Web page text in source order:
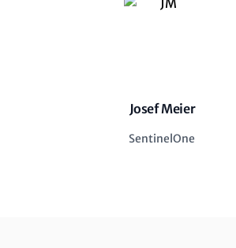
Josef Meier
SentinelOne